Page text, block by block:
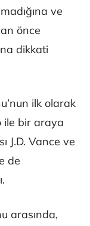
ve
önce
dikkati
ilk olarak
ile bir araya
J.D. Vance ve
de
arasında,